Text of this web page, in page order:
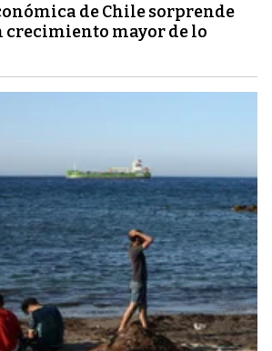
de Chile sorprende
crecimiento mayor de lo